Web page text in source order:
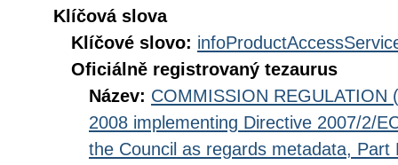
Klíčová slova
Klíčové slovo:
Oficiálně registrovaný tezaurus
Název: COMMISSION REGULATION
2008 implementing Directive 2007/2/
the Council as regards metadata,